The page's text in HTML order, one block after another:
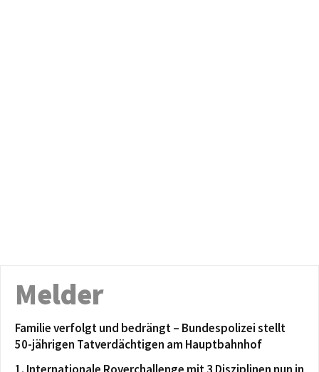
Melder
Familie verfolgt und bedrängt – Bundespolizei stellt
50-jährigen Tatverdächtigen am Hauptbahnhof
1. Internationale Roverchallenge mit 3 Disziplinen nun in